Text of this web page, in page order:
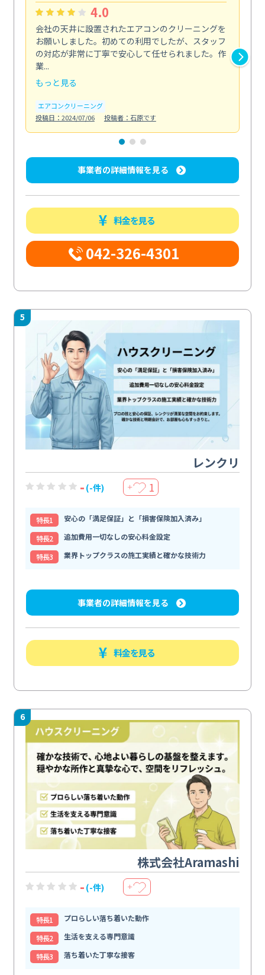
4.0
会社の天井に設置されたエアコンのクリーニングを
お願いしました。初めての利用でしたが、スタッフ
の対応が非常に丁寧で安心して任せられました。作
業...
もっと見る
エアコンクリーニング
投稿日：2024/07/06
投稿者：石原です
事業者の詳細情報を見る
料金を見る
042-326-4301
5
レンクリ
- (-件) ＋ 1
特⻑1
安心の「満足保証」と「損害保険加入済み」
特⻑2
追加費用一切なしの安心料金設定
特⻑3
業界トップクラスの施工実績と確かな技術力
事業者の詳細情報を見る
料金を見る
6
株式会社Aramashi
- (-件) ＋
特⻑1
プロらしい落ち着いた動作
特⻑2
生活を支える専門意識
特⻑3
落ち着いた丁寧な接客